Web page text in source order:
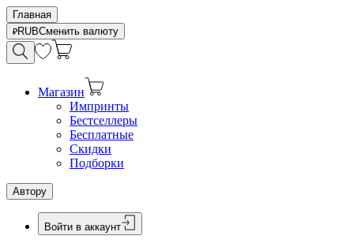
Главная
RUBСменить валюту
Магазин
Импринты
Бестселлеры
Бесплатные
Скидки
Подборки
Автору
Войти в аккаунт